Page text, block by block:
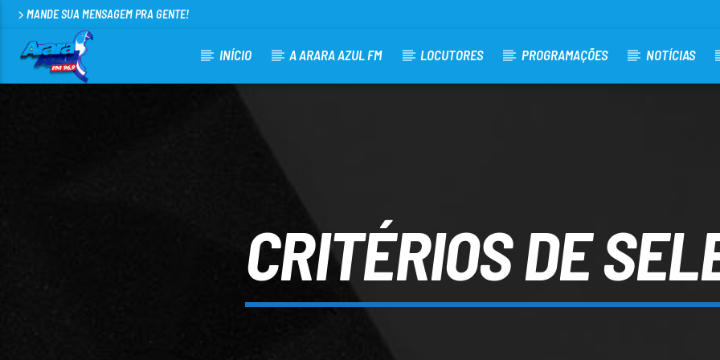
MANDE SUA MENSAGEM PRA GENTE!
INÍCIO A ARARA AZUL FM LOCUTORES PROGRAMAÇÕES NOTÍCIAS
CRITÉRIOS DE